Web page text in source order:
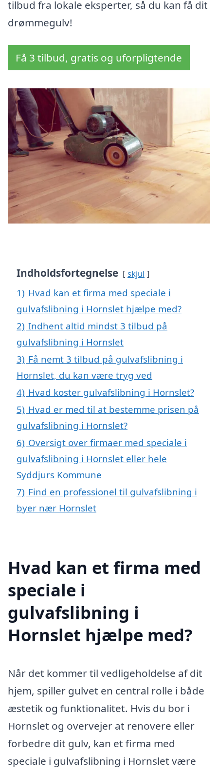
tilbud fra lokale eksperter, så du kan få dit
drømmegulv!
Få 3 tilbud, gratis og uforpligtende
Indholdsfortegnelse skjul
1) Hvad kan et firma med speciale i
gulvafslibning i Hornslet hjælpe med?
2) Indhent altid mindst 3 tilbud på
gulvafslibning i Hornslet
3) Få nemt 3 tilbud på gulvafslibning i
Hornslet, du kan være tryg ved
4) Hvad koster gulvafslibning i Hornslet?
5) Hvad er med til at bestemme prisen på
gulvafslibning i Hornslet?
6) Oversigt over firmaer med speciale i
gulvafslibning i Hornslet eller hele
Syddjurs Kommune
7) Find en professionel til gulvafslibning i
byer nær Hornslet
Hvad kan et firma med
speciale i
gulvafslibning i
Hornslet hjælpe med?
Når det kommer til vedligeholdelse af dit
hjem, spiller gulvet en central rolle i både
æstetik og funktionalitet. Hvis du bor i
Hornslet og overvejer at renovere eller
forbedre dit gulv, kan et firma med
speciale i gulvafslibning i Hornslet være